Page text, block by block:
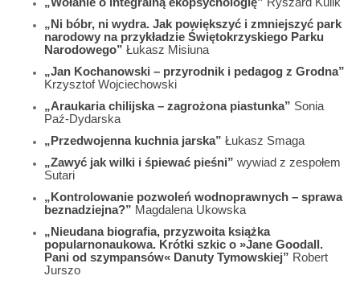
„Ni bóbr, ni wydra. Jak powiększyć i zmniejszyć park
narodowy na przykładzie Świętokrzyskiego Parku
Narodowego” Łukasz Misiuna
„Jan Kochanowski – przyrodnik i pedagog z Grodna”
Krzysztof Wojciechowski
„Araukaria chilijska – zagrożona piastunka” Sonia
Paź-Dydarska
„Przedwojenna kuchnia jarska” Łukasz Smaga
„Zawyć jak wilki i śpiewać pieśni” wywiad z zespołem
Sutari
„Kontrolowanie pozwoleń wodnoprawnych – sprawa
beznadziejna?” Magdalena Ukowska
„Nieudana biografia, przyzwoita książka
popularnonaukowa. Krótki szkic o »Jane Goodall.
Pani od szympansów« Danuty Tymowskiej” Robert
Jurszo